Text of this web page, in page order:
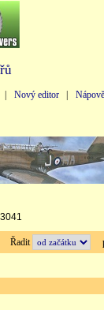
Nový editor
Řadit